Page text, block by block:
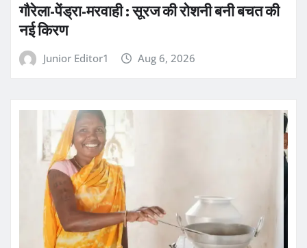
गौरेला-पेंड्रा-मरवाही : सूरज की रोशनी बनी बचत की
नई किरण
Junior Editor1 Aug 6, 2026